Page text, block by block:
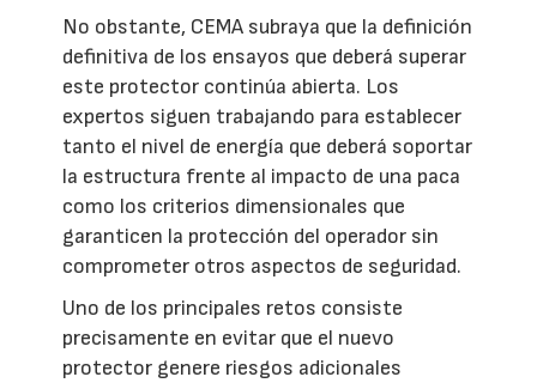
No obstante, CEMA subraya que la definición
definitiva de los ensayos que deberá superar
este protector continúa abierta. Los
expertos siguen trabajando para establecer
tanto el nivel de energía que deberá soportar
la estructura frente al impacto de una paca
como los criterios dimensionales que
garanticen la protección del operador sin
comprometer otros aspectos de seguridad.
Uno de los principales retos consiste
precisamente en evitar que el nuevo
protector genere riesgos adicionales